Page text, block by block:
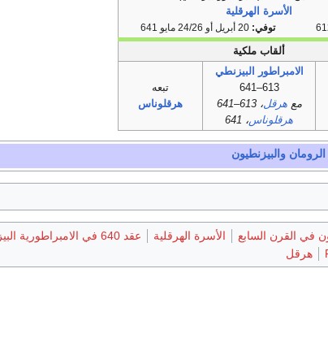
الأسرة الهرقلية
توفي: 20 أبريل أو 24/26 مايو 641
ألقاب ملكية
الامبراطور البيزنطي
613–641
معهرقل، 613–641
هرقلوناس، 641
تبعه
هرقلوناس
الرومان والبيزنطيون
في القرن السابع الأسرة الهرقلية عقد 640 في الامبراطورية البيزنطية
هرقل